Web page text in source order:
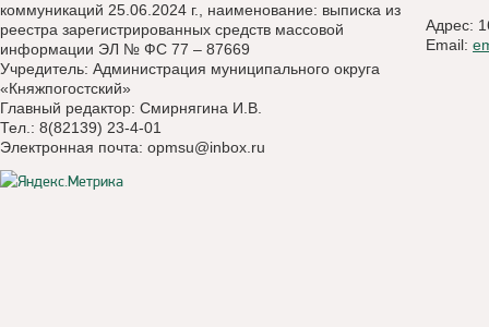
коммуникаций 25.06.2024 г., наименование: выписка из
реестра зарегистрированных средств массовой
информации ЭЛ № ФС 77 – 87669
Учредитель: Администрация муниципального округа
«Княжпогостский»
Главный редактор: Смирнягина И.В.
Тел.: 8(82139) 23-4-01
Электронная почта: opmsu@inbox.ru
Адрес:
Email: